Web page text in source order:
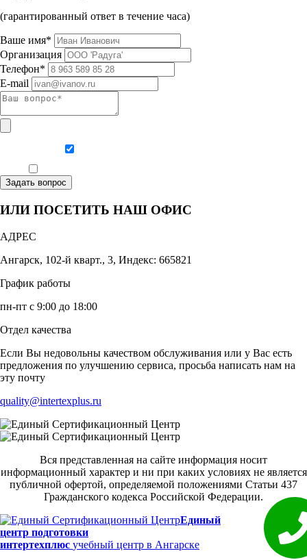
(гарантированный ответ в течение часа)
Ваше имя*
Организация
Телефон*
E-mail
Задать вопрос
ИЛИ ПОСЕТИТЬ НАШ ОФИС
АДРЕС
Ангарск, 102-й кварт., 3, Индекс: 665821
График работы
пн-пт с 9:00 до 18:00
Отдел качества
Если Вы недовольны качеством обслуживания или у Вас есть
предложения по улучшению сервиса, просьба написать нам на
эту почту
quality@intertexplus.ru
Вся представленная на сайте информация носит
информационный характер и ни при каких условиях не является
публичной офертой, определяемой положениями Статьи 437
Гражданского кодекса Российской Федерации.
Единый
центр подготовки
интертехплюс учебный центр в Ангарске